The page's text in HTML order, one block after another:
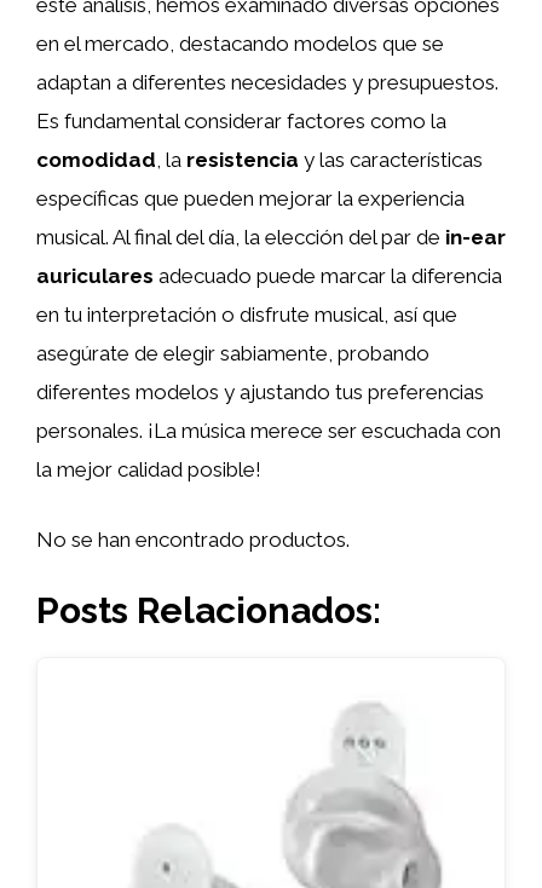
este análisis, hemos examinado diversas opciones
en el mercado, destacando modelos que se
adaptan a diferentes necesidades y presupuestos.
Es fundamental considerar factores como la
comodidad, la resistencia y las características
específicas que pueden mejorar la experiencia
musical. Al final del día, la elección del par de in-ear
auriculares adecuado puede marcar la diferencia
en tu interpretación o disfrute musical, así que
asegúrate de elegir sabiamente, probando
diferentes modelos y ajustando tus preferencias
personales. ¡La música merece ser escuchada con
la mejor calidad posible!
No se han encontrado productos.
Posts Relacionados: